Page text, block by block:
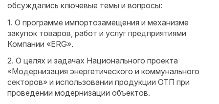
обсуждались ключевые темы и вопросы:
1. О программе импортозамещения и механизме
закупок товаров, работ и услуг предприятиями
Компании «ERG».
2. О целях и задачах Национального проекта
«Модернизация энергетического и коммунального
секторов» и использовании продукции ОТП при
проведении модернизации объектов.